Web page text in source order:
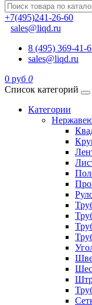
+7(495)241-26-60
sales@liqd.ru
8 (495) 369-41-
sales@liqd.ru
0 руб 0
Список категорий
Категории